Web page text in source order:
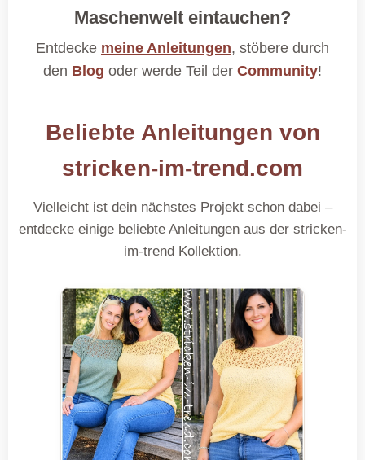
Maschenwelt eintauchen?
Entdecke meine Anleitungen, stöbere durch
den Blog oder werde Teil der Community!
Beliebte Anleitungen von
stricken-im-trend.com
Vielleicht ist dein nächstes Projekt schon dabei –
entdecke einige beliebte Anleitungen aus der stricken-
im-trend Kollektion.